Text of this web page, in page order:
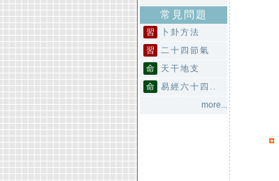
常見問題
習
卜卦方法
習
二十四節氣
命
天干地支
命
易經六十四..
more...